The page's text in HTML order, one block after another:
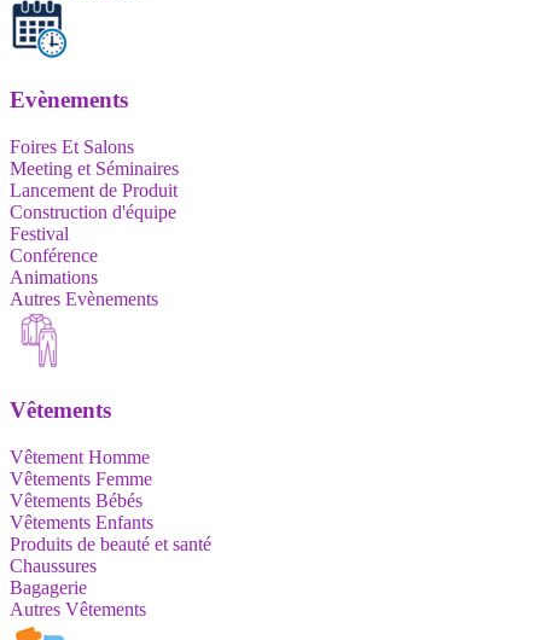
Evènements
Foires Et Salons
Meeting et Séminaires
Lancement de Produit
Construction d'équipe
Festival
Conférence
Animations
Autres Evènements
Vêtements
Vêtement Homme
Vêtements Femme
Vêtements Bébés
Vêtements Enfants
Produits de beauté et santé
Chaussures
Bagagerie
Autres Vêtements